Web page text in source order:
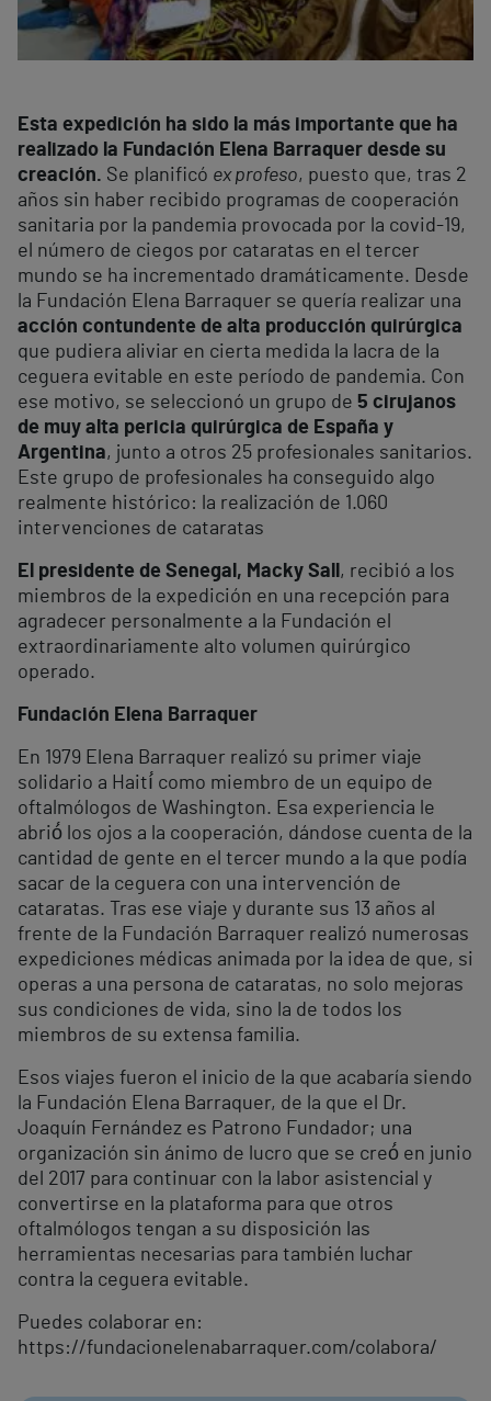
Esta expedición ha sido la más importante que ha
realizado la Fundación Elena Barraquer desde su
creación. Se planificó ex profeso, puesto que, tras 2
años sin haber recibido programas de cooperación
sanitaria por la pandemia provocada por la covid-19,
el número de ciegos por cataratas en el tercer
mundo se ha incrementado dramáticamente. Desde
la Fundación Elena Barraquer se quería realizar una
acción contundente de alta producción quirúrgica
que pudiera aliviar en cierta medida la lacra de la
ceguera evitable en este período de pandemia. Con
ese motivo, se seleccionó un grupo de 5 cirujanos
de muy alta pericia quirúrgica de España y
Argentina, junto a otros 25 profesionales sanitarios.
Este grupo de profesionales ha conseguido algo
realmente histórico: la realización de 1.060
intervenciones de cataratas
El presidente de Senegal, Macky Sall , recibió a los
miembros de la expedición en una recepción para
agradecer personalmente a la Fundación el
extraordinariamente alto volumen quirúrgico
operado.
Fundación Elena Barraquer
En 1979 Elena Barraquer realizó su primer viaje
solidario a Haití́ como miembro de un equipo de
oftalmólogos de Washington. Esa experiencia le
abrió́ los ojos a la cooperación, dándose cuenta de la
cantidad de gente en el tercer mundo a la que podía
sacar de la ceguera con una intervención de
cataratas. Tras ese viaje y durante sus 13 años al
frente de la Fundación Barraquer realizó numerosas
expediciones médicas animada por la idea de que, si
operas a una persona de cataratas, no solo mejoras
sus condiciones de vida, sino la de todos los
miembros de su extensa familia.
Esos viajes fueron el inicio de la que acabaría siendo
la Fundación Elena Barraquer, de la que el Dr.
Joaquín Fernández es Patrono Fundador; una
organización sin ánimo de lucro que se creó́ en junio
del 2017 para continuar con la labor asistencial y
convertirse en la plataforma para que otros
oftalmólogos tengan a su disposición las
herramientas necesarias para también luchar
contra la ceguera evitable.
Puedes colaborar en:
https://fundacionelenabarraquer.com/colabora/